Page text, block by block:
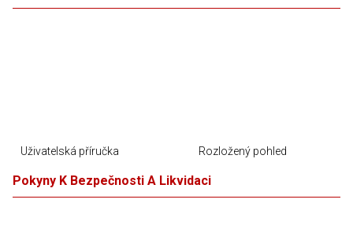
Uživatelská příručka Rozložený pohled
Pokyny K Bezpečnosti A Likvidaci